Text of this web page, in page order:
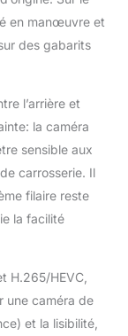
la
voiture
d'un
sur le
ou le
outil
en manœuvre et
des gabarits
l’arrière et
la caméra
sensible aux
carrosserie. Il
filaire reste
la facilité
H.265/HEVC,
une caméra de
et la lisibilité,